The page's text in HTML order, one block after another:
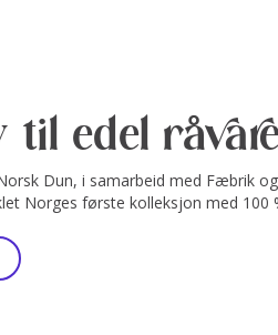
til edel råvare
Dun, i samarbeid med Fæbrik
Norges første kolleksjon med 100